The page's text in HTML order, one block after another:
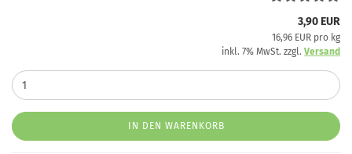
3,90 EUR
16,96 EUR pro kg
inkl. 7% MwSt. zzgl. Versand
IN DEN WARENKORB